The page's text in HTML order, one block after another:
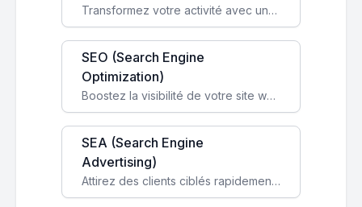
Transformez votre activité avec une boutique en ligne, accessible à l'échelle mondiale 24/7.
SEO (Search Engine
Optimization)
Boostez la visibilité de votre site web sur Google et attirez du trafic qualifié grâce à nos stratégies SEO.
SEA (Search Engine
Advertising)
Attirez des clients ciblés rapidement avec des campagnes publicitaires payantes optimisées pour vos objectifs.